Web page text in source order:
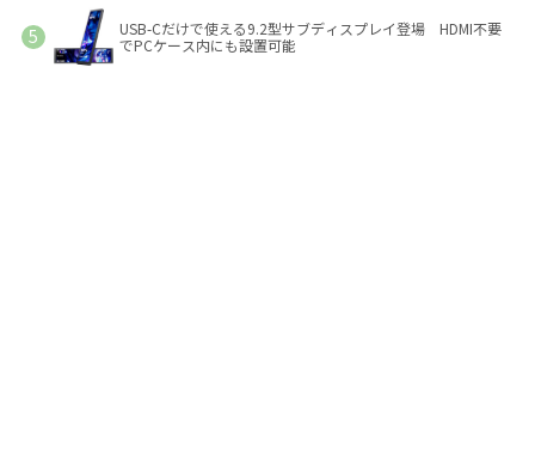
USB-Cだけで使える9.2型サブディスプレイ登場 HDMI不要
でPCケース内にも設置可能